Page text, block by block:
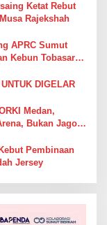
Ketat Rebut
Rajekshah
APRC Sumut
Kebun Tobasari
DIGELAR
Medan,
Bukan Jago
Pembinaan
Jersey